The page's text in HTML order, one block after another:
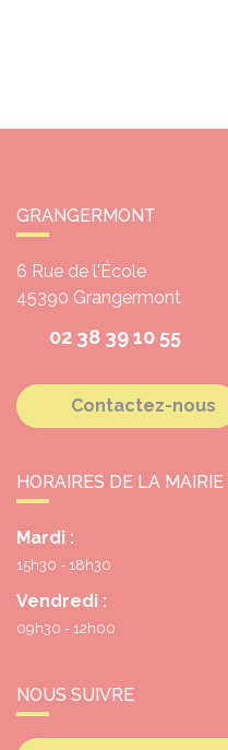
GRANGERMONT
6 Rue de l'École
45390 Grangermont
02 38 39 10 55
Contactez-nous
HORAIRES DE LA MAIRIE
Mardi :
15h30 - 18h30
Vendredi :
09h30 - 12h00
NOUS SUIVRE